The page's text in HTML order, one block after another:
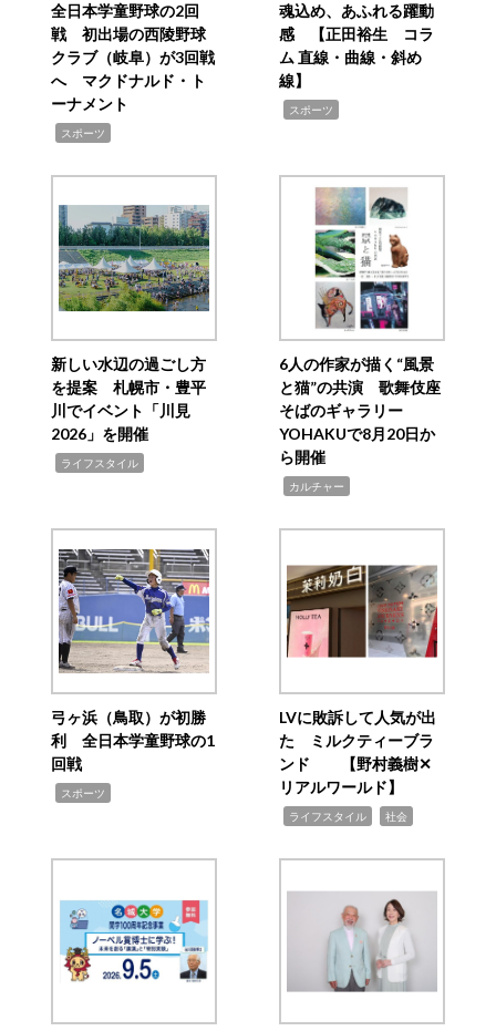
全日本学童野球の2回
戦 初出場の西陵野球
クラブ（岐阜）が3回戦
へ マクドナルド・ト
ーナメント
スポーツ
魂込め、あふれる躍動
感 【正田裕生 コラ
ム 直線・曲線・斜め
線】
スポーツ
新しい水辺の過ごし方
を提案 札幌市・豊平
川でイベント「川見
2026」を開催
ライフスタイル
6人の作家が描く“風景
と猫”の共演 歌舞伎座
そばのギャラリー
YOHAKUで8月20日か
ら開催
カルチャー
弓ヶ浜（鳥取）が初勝
利 全日本学童野球の1
回戦
スポーツ
LVに敗訴して人気が出
た ミルクティーブラ
ンド 【野村義樹✕
リアルワールド】
ライフスタイル 社会